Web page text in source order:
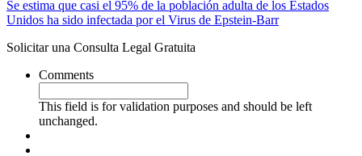
Se estima que casi el 95% de la población adulta de los Estados
Unidos ha sido infectada por el Virus de Epstein-Barr
Solicitar una Consulta Legal Gratuita
Comments
This field is for validation purposes and should be left
unchanged.